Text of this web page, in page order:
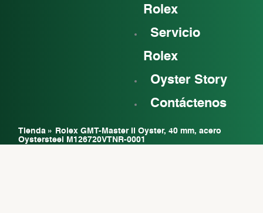
Rolex
Servicio
Rolex
Oyster Story
Contáctenos
Tienda »
Rolex GMT-Master II Oyster, 40 mm, acero
Oystersteel M126720VTNR-0001